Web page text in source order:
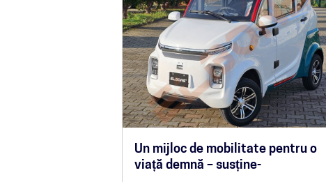
Un mijloc de mobilitate pentru o
viață demnă – susține-